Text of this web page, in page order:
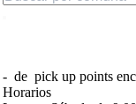
- de pick up points
Horarios